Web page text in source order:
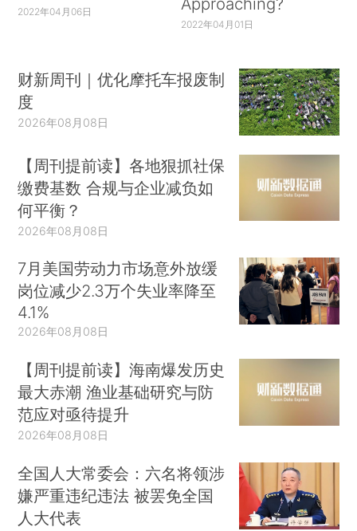
2022年04月06日
2022年04月01日
财新周刊｜优化摩托车报废制
度
2026年08月08日
【周刊提前读】各地狠抓社保
缴费基数 合规与企业减负如
何平衡？
2026年08月08日
7月美国劳动力市场意外放缓
岗位减少2.3万个失业率降至
4.1%
2026年08月08日
【周刊提前读】海南爆发历史
最大赤潮 渔业基础研究与防
范应对亟待提升
2026年08月08日
全国人大常委会：六名将领涉
嫌严重违纪违法 被罢免全国
人大代表